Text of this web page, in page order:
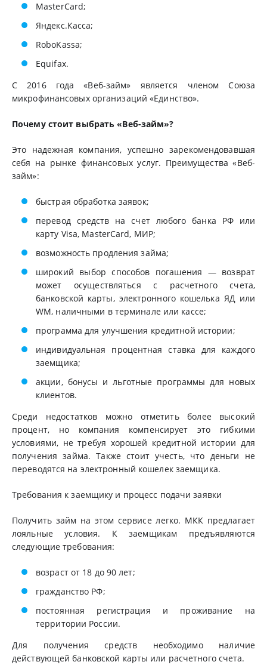
MasterCard;
Яндекс.Касса;
RoboKassa;
Equifax.
С 2016 года «Веб-займ» является членом Союза
микрофинансовых организаций «Единство».
Почему стоит выбрать «Веб-займ»?
Это надежная компания, успешно зарекомендовавшая
себя на рынке финансовых услуг. Преимущества «Веб-
займ»:
быстрая обработка заявок;
перевод средств на счет любого банка РФ или
карту Visa, MasterCard, МИР;
возможность продления займа;
широкий выбор способов погашения — возврат
может осуществляться с расчетного счета,
банковской карты, электронного кошелька ЯД или
WM, наличными в терминале или кассе;
программа для улучшения кредитной истории;
индивидуальная процентная ставка для каждого
заемщика;
акции, бонусы и льготные программы для новых
клиентов.
Среди недостатков можно отметить более высокий
процент, но компания компенсирует это гибкими
условиями, не требуя хорошей кредитной истории для
получения займа. Также стоит учесть, что деньги не
переводятся на электронный кошелек заемщика.
Требования к заемщику и процесс подачи заявки
Получить займ на этом сервисе легко. МКК предлагает
лояльные условия. К заемщикам предъявляются
следующие требования:
возраст от 18 до 90 лет;
гражданство РФ;
постоянная регистрация и проживание на
территории России.
Для получения средств необходимо наличие
действующей банковской карты или расчетного счета.